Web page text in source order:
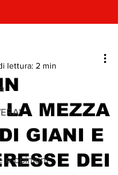
e opinioni
LA MEZZA
GIANI E
DEI
lettura: 2 min